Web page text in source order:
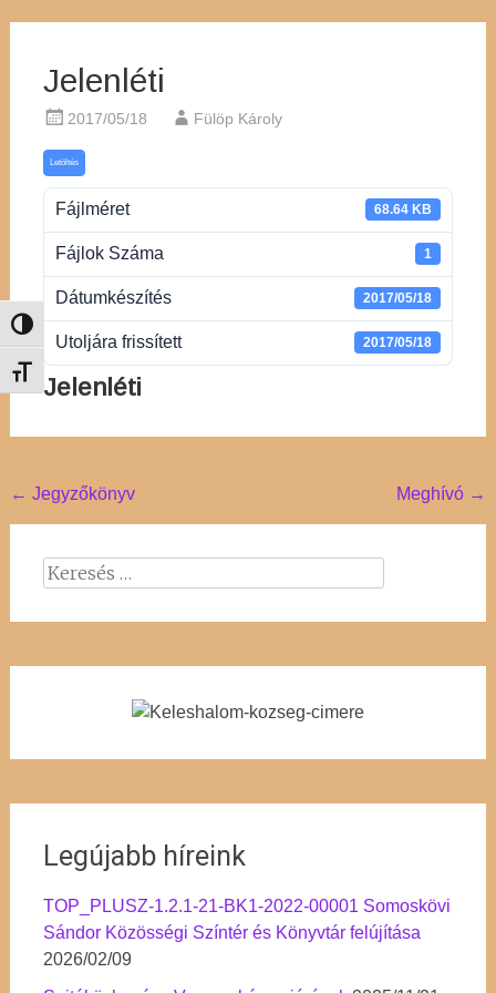
Nagy kontraszt váltása
Betűméret váltása
Jelenléti
2017/05/18 Fülöp Károly
Letöltés
Fájlméret 68.64 KB
Fájlok Száma 1
Dátumkészítés 2017/05/18
Utoljára frissített 2017/05/18
Jelenléti
Post
navigation
← Jegyzőkönyv Meghívó →
Keresés:
Legújabb híreink
TOP_PLUSZ-1.2.1-21-BK1-2022-00001 Somoskövi
Sándor Közösségi Színtér és Könyvtár felújítása
2026/02/09